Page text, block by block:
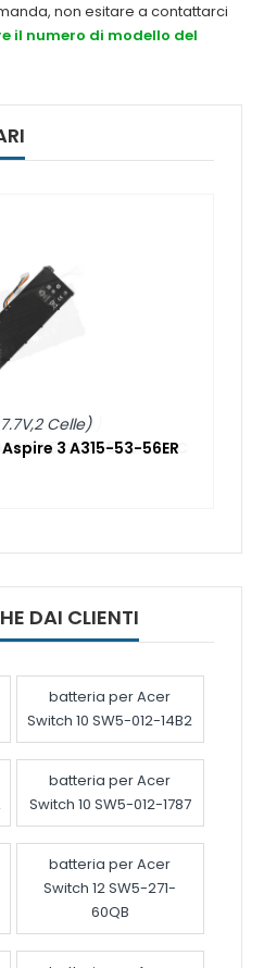
non esitare a contattarci
il numero di modello del
Celle)
3 A315-53-56ER
DAI CLIENTI
batteria per Acer
Switch 10 SW5-012-14B2
batteria per Acer
Switch 10 SW5-012-1787
batteria per Acer
Switch 12 SW5-271-
60QB